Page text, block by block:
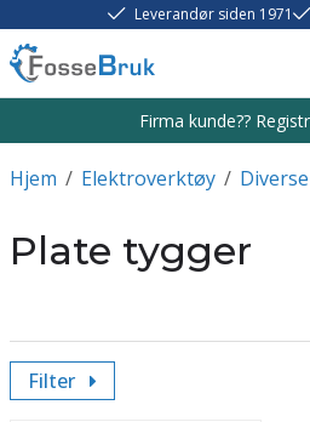
Leverandør siden 1971
Firma kunde??
/
Hjem /
Elektroverktøy
Plate tygger
Filter